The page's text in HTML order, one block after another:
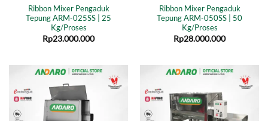
Ribbon Mixer Pengaduk
Tepung ARM-025SS | 25
Kg/Proses
Rp23.000.000
Ribbon Mixer Pengaduk
Tepung ARM-050SS | 50
Kg/Proses
Rp28.000.000